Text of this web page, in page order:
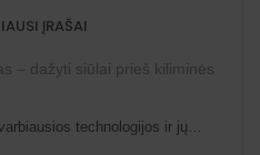
ĮRAŠAI
technologijos ir jų…